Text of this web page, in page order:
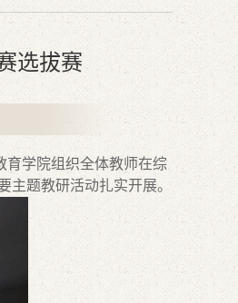
选拔赛
育学院组织全体教师在综
题教研活动扎实开展。